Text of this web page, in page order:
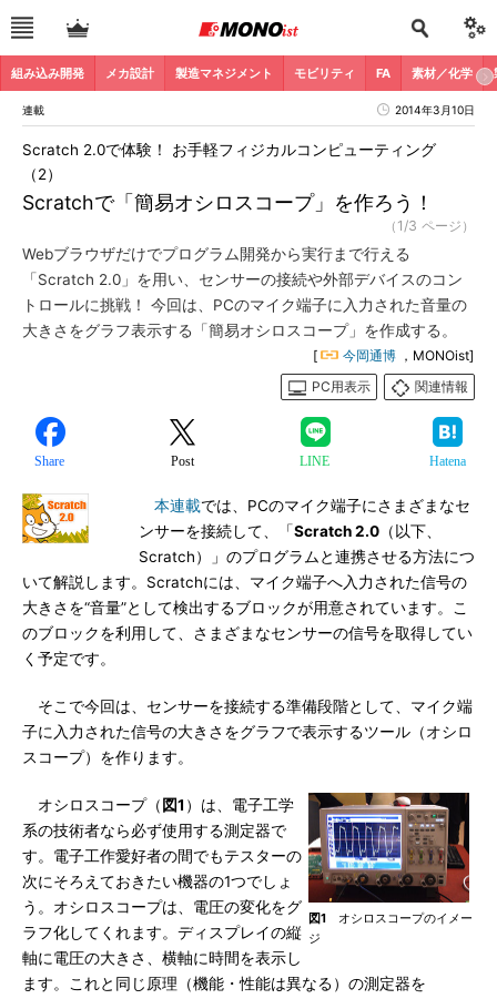
組み込み開発 メカ設計 製造マネジメント モビリティ FA 素材／化学
連載 2014年3月10日
Scratchで「簡易オシロスコープ」を作ろう！
Scratch 2.0で体験！ お手軽フィジカルコンピューティング
（2）
（1/3 ページ）
Webブラウザだけでプログラム開発から実行まで行える
「Scratch 2.0」を用い、センサーの接続や外部デバイスのコン
トロールに挑戦！ 今回は、PCのマイク端子に入力された音量の
大きさをグラフ表示する「簡易オシロスコープ」を作成する。
[ 今岡通博 ，MONOist]
PC用表示
関連情報
Share Post LINE Hatena
本連載では、PCのマイク端子にさまざまなセ
ンサーを接続して、「Scratch 2.0 （以下、
Scratch）」のプログラムと連携させる方法につ
いて解説します。Scratchには、マイク端子へ入力された信号の
大きさを“音量”として検出するブロックが用意されています。こ
のブロックを利用して、さまざまなセンサーの信号を取得してい
く予定です。
そこで今回は、センサーを接続する準備段階として、マイク端
子に入力された信号の大きさをグラフで表示するツール（オシロ
スコープ）を作ります。
図1 オシロスコープのイメー
ジ
オシロスコープ（ 図1 ）は、電子工学
系の技術者なら必ず使用する測定器で
す。電子工作愛好者の間でもテスターの
次にそろえておきたい機器の1つでしょ
う。オシロスコープは、電圧の変化をグ
ラフ化してくれます。ディスプレイの縦
軸に電圧の大きさ、横軸に時間を表示し
ます。これと同じ原理（機能・性能は異なる）の測定器を